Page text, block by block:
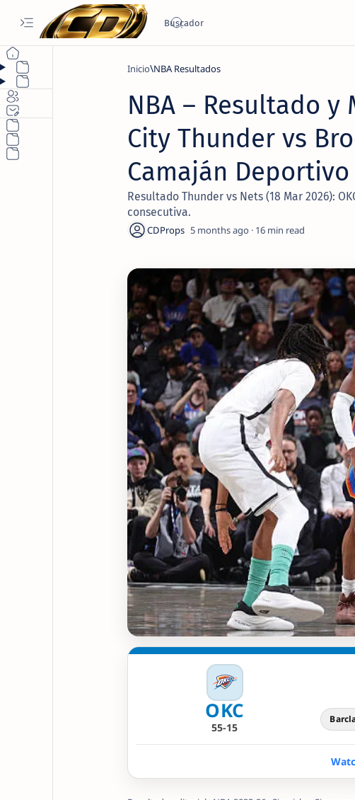
Inicio NBA Resultados
NBA – Resultado
City Thunder vs
Camaján Deportivo
Resultado Thunder vs Nets (18 Mar 2026):
consecutiva.
5 months ago 16
OKC
55-15